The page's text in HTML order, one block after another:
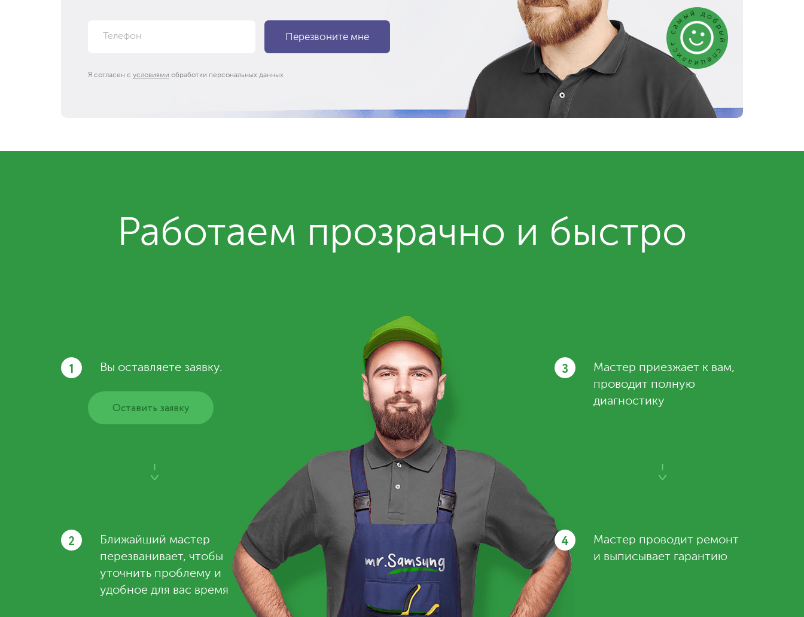
Я согласен с условиями обработки персональных данных
Работаем прозрачно и быстро
1 Вы оставляете заявку.
Оставить заявку
3
Мастер приезжает к вам,
проводит полную
диагностику
2
Ближайший мастер
перезванивает, чтобы
уточнить проблему и
удобное для вас время
4
Мастер проводит ремонт
и выписывает гарантию